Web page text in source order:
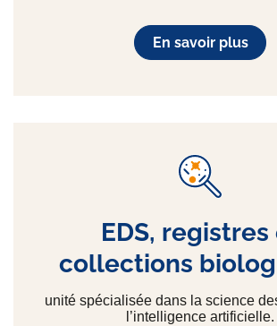
En savoir plus
EDS, registres
collections
unité spécialisée dans la science
l’intelligence artificielle.